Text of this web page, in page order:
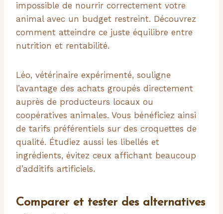
impossible de nourrir correctement votre
animal avec un budget restreint. Découvrez
comment atteindre ce juste équilibre entre
nutrition et rentabilité.
Léo, vétérinaire expérimenté, souligne
l’avantage des achats groupés directement
auprès de producteurs locaux ou
coopératives animales. Vous bénéficiez ainsi
de tarifs préférentiels sur des croquettes de
qualité. Étudiez aussi les libellés et
ingrédients, évitez ceux affichant beaucoup
d’additifs artificiels.
Comparer et tester des alternatives